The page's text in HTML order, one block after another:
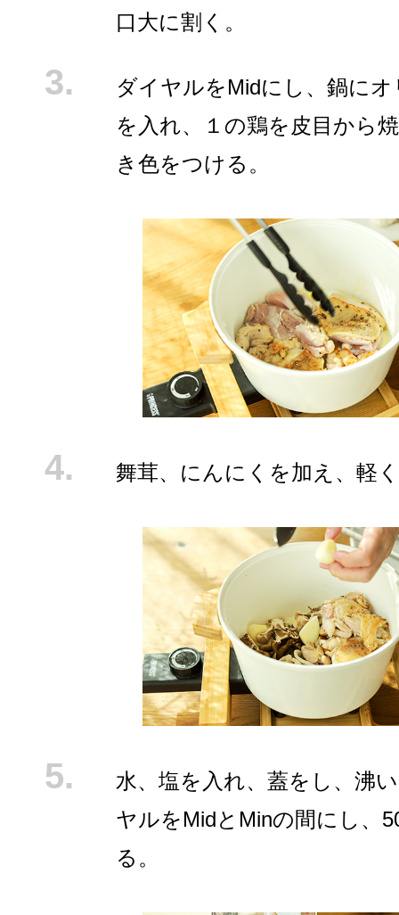
口大に割く。
ダイヤルをMidにし、鍋に
を入れ、１の鶏を皮目から
き色をつける。
舞茸、にんにくを加え、軽
水、塩を入れ、蓋をし、沸
ヤルをMidとMinの間にし、
る。